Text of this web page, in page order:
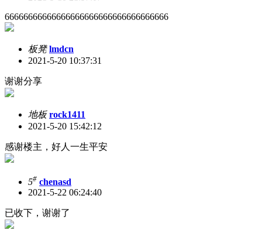
66666666666666666666666666666666666
板凳 lmdcn
2021-5-20 10:37:31
谢谢分享
地板 rock1411
2021-5-20 15:42:12
感谢楼主，好人一生平安
5# chenasd
2021-5-22 06:24:40
已收下，谢谢了